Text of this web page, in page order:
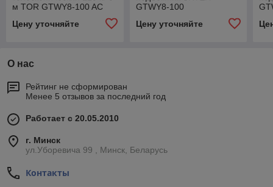
м TOR GTWY8-100 AC
сети) (G)
Цену уточняйте
GTWY8-100
Цену уточняйте
О нас
Рейтинг не сформирован
Менее 5 отзывов за последний год
Работает с 20.05.2010
г. Минск
ул.Уборевича 99 , Минск, Беларусь
Контакты